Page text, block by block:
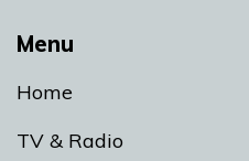
Menu
Home
TV & Radio